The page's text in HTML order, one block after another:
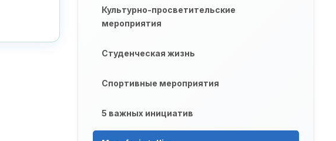
Культурно-просветительские
мероприятия
Студенческая жизнь
Спортивные мероприятия
5 важных инициатив